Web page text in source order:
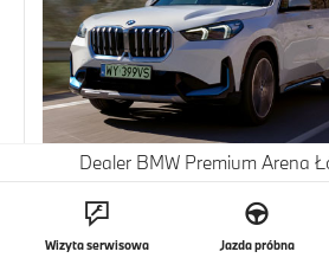
THE iX1
W pełni elektryczne BMW iX1
determinacją.
Dealer BMW Premium Arena
Wizyta serwisowa Jazda próbna